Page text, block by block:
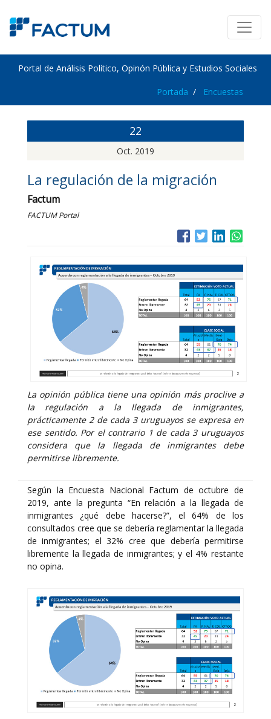
Portal de Análisis Político, Opinón Pública y Estudios Sociales
Portada Encuestas
22
Oct. 2019
La regulación de la migración
Factum
FACTUM Portal
La opinión pública tiene una opinión más proclive a
la regulación a la llegada de inmigrantes,
prácticamente 2 de cada 3 uruguayos se expresa en
ese sentido. Por el contrario 1 de cada 3 uruguayos
considera que la llegada de inmigrantes debe
permitirse libremente.
Según la Encuesta Nacional Factum de octubre de
2019, ante la pregunta “En relación a la llegada de
inmigrantes ¿qué debe hacerse?”, el 64% de los
consultados cree que se debería reglamentar la llegada
de inmigrantes; el 32% cree que debería permitirse
libremente la llegada de inmigrantes; y el 4% restante
no opina.